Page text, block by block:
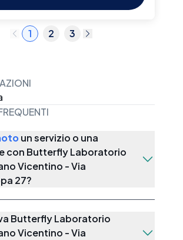
1 2 3
un servizio o una
con Butterfly Laboratorio
Vicentino - Via
27?
Butterfly Laboratorio
Vicentino - Via